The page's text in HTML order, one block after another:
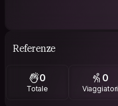
Referenze
0
Totale
0
Viaggiatori